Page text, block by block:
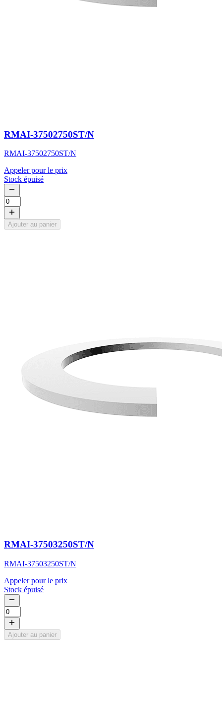
RMAI-37502750ST/N
RMAI-37502750ST/N
Appeler pour le prix
Stock épuisé
Ajouter au panier
RMAI-37503250ST/N
RMAI-37503250ST/N
Appeler pour le prix
Stock épuisé
Ajouter au panier